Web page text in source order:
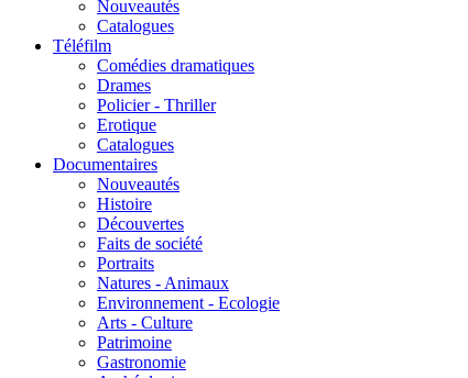
Nouveautés
Catalogues
Téléfilm
Comédies dramatiques
Drames
Policier - Thriller
Erotique
Catalogues
Documentaires
Nouveautés
Histoire
Découvertes
Faits de société
Portraits
Natures - Animaux
Environnement - Ecologie
Arts - Culture
Patrimoine
Gastronomie